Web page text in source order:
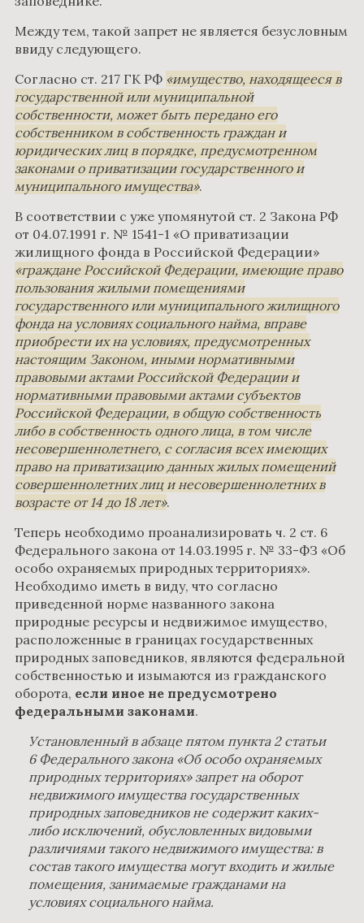
Между тем, такой запрет не является безусловным
ввиду следующего.
Согласно ст. 217 ГК РФ имущество, находящееся в
государственной или муниципальной
собственности, может быть передано его
собственником в собственность граждан и
юридических лиц в порядке, предусмотренном
законами о приватизации государственного и
муниципального имущества .
В соответствии с уже упомянутой ст. 2 Закона РФ
от 04.07.1991 г. № 1541-1 «О приватизации
жилищного фонда в Российской Федерации»
граждане Российской Федерации, имеющие право
пользования жилыми помещениями
государственного или муниципального жилищного
фонда на условиях социального найма, вправе
приобрести их на условиях, предусмотренных
настоящим Законом, иными нормативными
правовыми актами Российской Федерации и
нормативными правовыми актами субъектов
Российской Федерации, в общую собственность
либо в собственность одного лица, в том числе
несовершеннолетнего, с согласия всех имеющих
право на приватизацию данных жилых помещений
совершеннолетних лиц и несовершеннолетних в
возрасте от 14 до 18 лет .
Теперь необходимо проанализировать ч. 2 ст. 6
Федерального закона от 14.03.1995 г. № 33-ФЗ «Об
особо охраняемых природных территориях».
Необходимо иметь в виду, что согласно
приведенной норме названного закона
природные ресурсы и недвижимое имущество,
расположенные в границах государственных
природных заповедников, являются федеральной
собственностью и изымаются из гражданского
оборота, если иное не предусмотрено
федеральными законами.
Установленный в абзаце пятом пункта 2 статьи
6 Федерального закона «Об особо охраняемых
природных территориях» запрет на оборот
недвижимого имущества государственных
природных заповедников не содержит каких-
либо исключений, обусловленных видовыми
различиями такого недвижимого имущества: в
состав такого имущества могут входить и жилые
помещения, занимаемые гражданами на
условиях социального найма.